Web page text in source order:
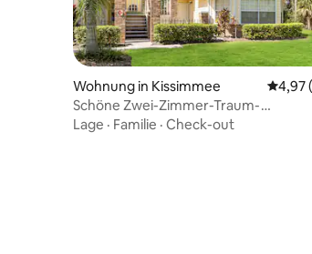
Wohnung in Kissimmee
4,97
Schöne Zwei-Zimmer-Traum-
Eigentumswohnung in der Nähe der
Lage · Familie · Check-out